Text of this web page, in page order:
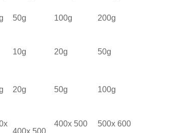
50g 100g 200g
10g 20g 50g
20g 50g 100g
400x 500
400x 500
500x 600